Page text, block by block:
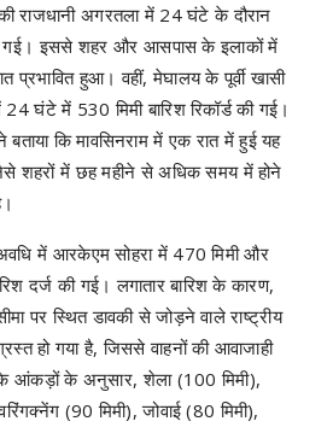
राजधानी अगरतला में 24 घंटे के दौरान
गई। इससे शहर और आसपास के इलाकों में
प्रभावित हुआ। वहीं, मेघालय के पूर्वी खासी
घंटे में 530 मिमी बारिश रिकॉर्ड की गई।
कि मावसिनराम में एक रात में हुई यह
शहरों में छह महीने से अधिक समय में होने
में आरकेएम सोहरा में 470 मिमी और
दर्ज की गई। लगातार बारिश के कारण,
पर स्थित डावकी से जोड़ने वाले राष्ट्रीय
हो गया है, जिससे वाहनों की आवाजाही
आंकड़ों के अनुसार, शेला (100 मिमी),
(90 मिमी), जोवाई (80 मिमी),